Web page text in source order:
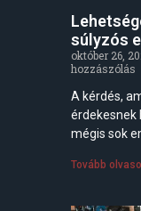
súlyzós
október 26,
hozzászólás
A kérdés,
érdekesnek
mégis sok
Tovább